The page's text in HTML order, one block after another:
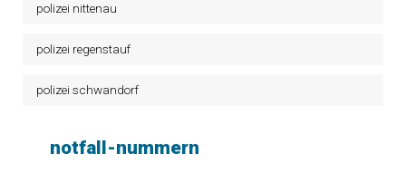
polizei nittenau
polizei regenstauf
polizei schwandorf
notfall-nummern